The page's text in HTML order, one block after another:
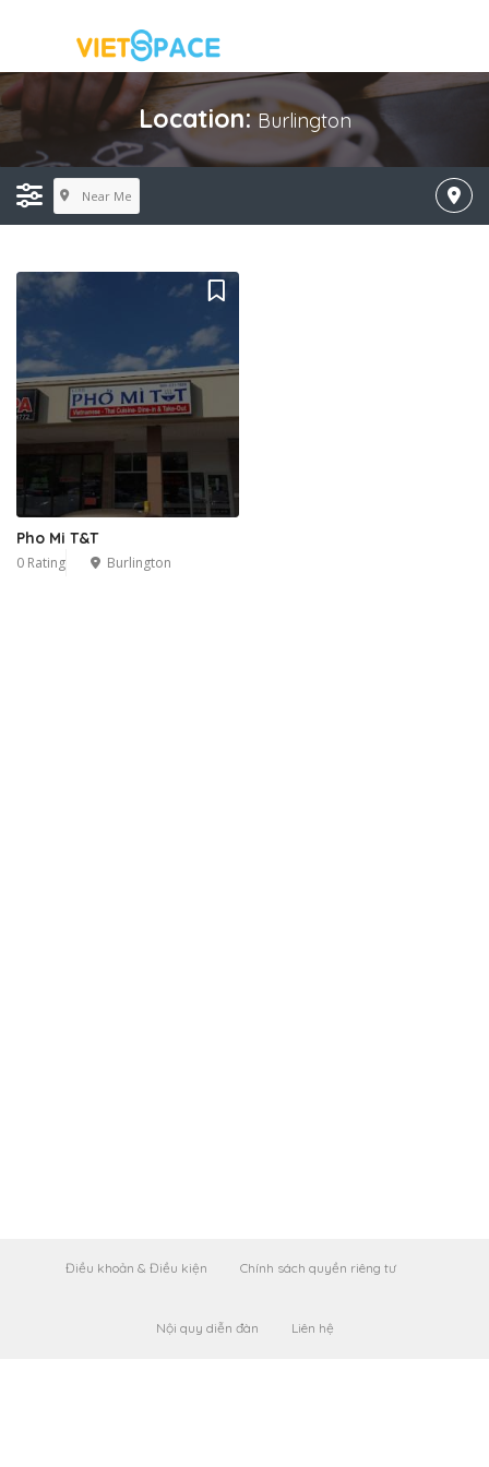
Location:Burlington
Near Me
Pho Mi T&T
0 Rating Burlington
Điều khoản & Điều kiện Chính sách quyền riêng tư
Nội quy diễn đàn Liên hệ